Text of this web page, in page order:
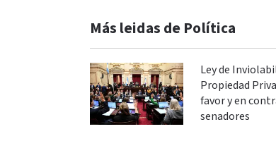
Más leidas de Política
Ley de
Propiedad
favor y en
senadores